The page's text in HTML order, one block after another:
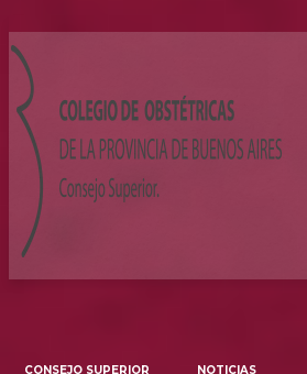
CONSEJO SUPERIOR NOTICIAS